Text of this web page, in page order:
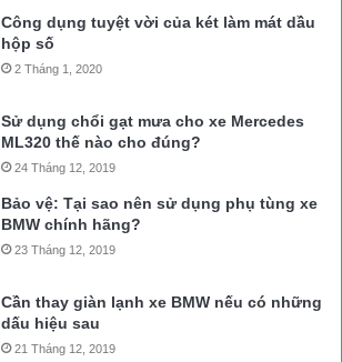
Công dụng tuyệt vời của két làm mát dầu
hộp số
2 Tháng 1, 2020
Sử dụng chổi gạt mưa cho xe Mercedes
ML320 thế nào cho đúng?
24 Tháng 12, 2019
Bảo vệ: Tại sao nên sử dụng phụ tùng xe
BMW chính hãng?
23 Tháng 12, 2019
Cần thay giàn lạnh xe BMW nếu có những
dấu hiệu sau
21 Tháng 12, 2019